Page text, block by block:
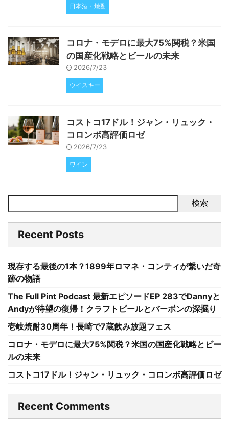
日本酒・焼酎
コロナ・モデロに最大75%関税？米国
の国産化戦略とビールの未来
2026/7/23
ウイスキー
コストコ17ドル！ジャン・リュック・
コロンボ高評価ロゼ
2026/7/23
ワイン
検索
Recent Posts
現存する最後の1本？1899年ロマネ・コンティが繋いだ奇
跡の物語
The Full Pint Podcast 最新エピソードEP 283でDannyと
Andyが待望の復帰！クラフトビールとバーボンの深掘り
壱岐焼酎30周年！長崎で7蔵飲み放題フェス
コロナ・モデロに最大75%関税？米国の国産化戦略とビー
ルの未来
コストコ17ドル！ジャン・リュック・コロンボ高評価ロゼ
Recent Comments